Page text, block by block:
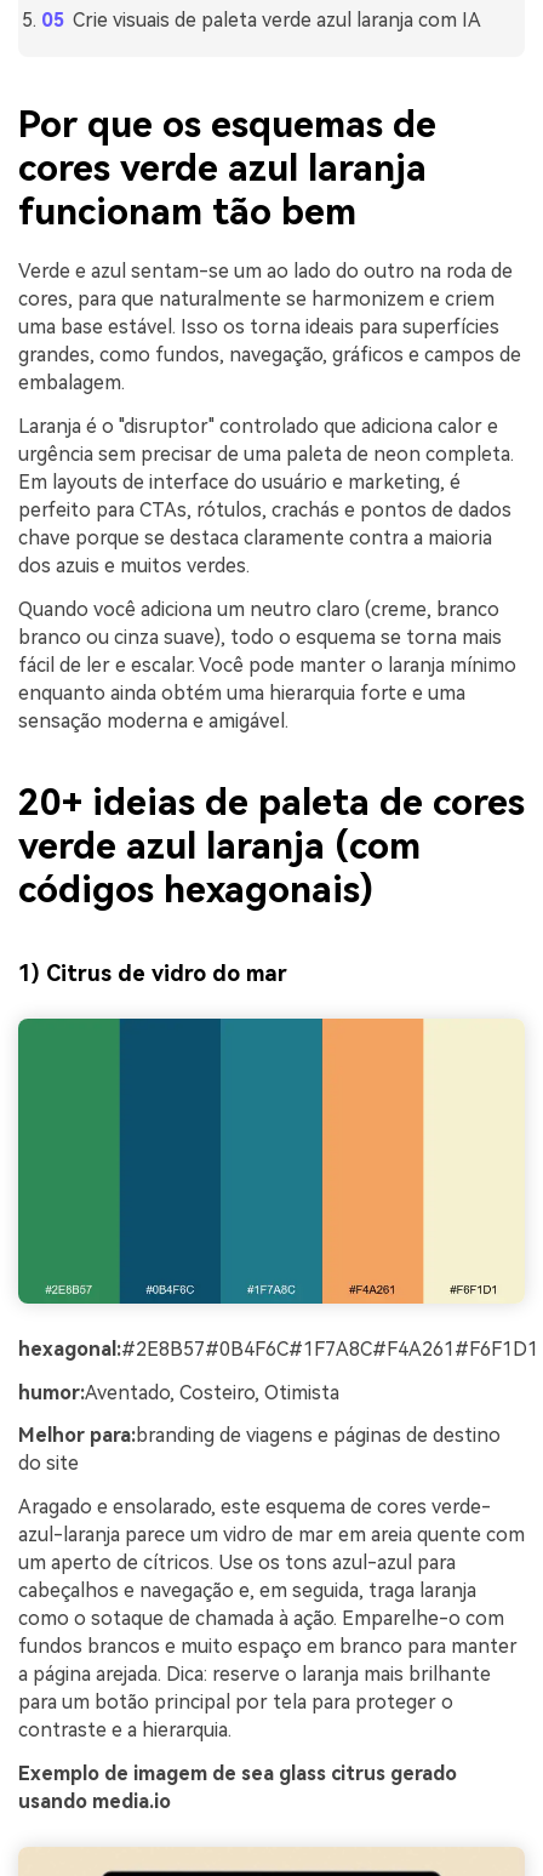
Crie visuais de paleta verde azul laranja com IA
Por que os esquemas de
cores verde azul laranja
funcionam tão bem
Verde e azul sentam-se um ao lado do outro na roda de
cores, para que naturalmente se harmonizem e criem
uma base estável. Isso os torna ideais para superfícies
grandes, como fundos, navegação, gráficos e campos de
embalagem.
Laranja é o "disruptor" controlado que adiciona calor e
urgência sem precisar de uma paleta de neon completa.
Em layouts de interface do usuário e marketing, é
perfeito para CTAs, rótulos, crachás e pontos de dados
chave porque se destaca claramente contra a maioria
dos azuis e muitos verdes.
Quando você adiciona um neutro claro (creme, branco
branco ou cinza suave), todo o esquema se torna mais
fácil de ler e escalar. Você pode manter o laranja mínimo
enquanto ainda obtém uma hierarquia forte e uma
sensação moderna e amigável.
20+ ideias de paleta de cores
verde azul laranja (com
códigos hexagonais)
1) Citrus de vidro do mar
hexagonal:#2E8B57#0B4F6C#1F7A8C#F4A261#F6F1D1
humor:Aventado, Costeiro, Otimista
Melhor para:branding de viagens e páginas de destino
do site
Aragado e ensolarado, este esquema de cores verde-
azul-laranja parece um vidro de mar em areia quente com
um aperto de cítricos. Use os tons azul-azul para
cabeçalhos e navegação e, em seguida, traga laranja
como o sotaque de chamada à ação. Emparelhe-o com
fundos brancos e muito espaço em branco para manter
a página arejada. Dica: reserve o laranja mais brilhante
para um botão principal por tela para proteger o
contraste e a hierarquia.
Exemplo de imagem de sea glass citrus gerado
usando media.io